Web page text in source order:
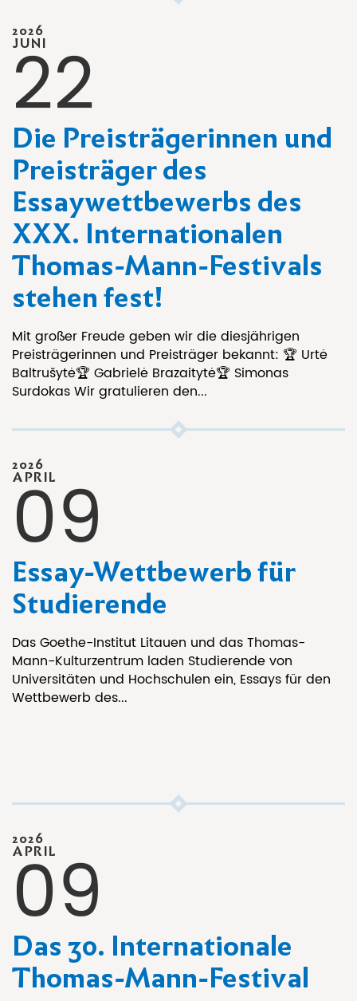
Die Preisträgerinnen und
Preisträger des
Essaywettbewerbs des
XXX. Internationalen
Thomas-Mann-Festivals
stehen fest!
Mit großer Freude geben wir die diesjährigen
Preisträgerinnen und Preisträger bekannt: 🏆 Urtė
Baltrušytė🏆 Gabrielė Brazaitytė🏆 Simonas
Surdokas Wir gratulieren den...
2026
JUNI
22
Essay-Wettbewerb für
Studierende
Das Goethe-Institut Litauen und das Thomas-
Mann-Kulturzentrum laden Studierende von
Universitäten und Hochschulen ein, Essays für den
Wettbewerb des...
2026
APRIL
09
Das 30. Internationale
Thomas-Mann-Festival
2026
APRIL
09